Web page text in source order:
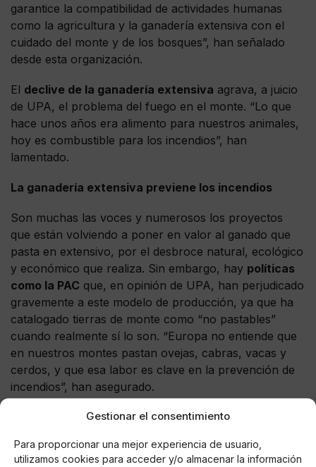
Gestionar el consentimiento
Para proporcionar una mejor experiencia de usuario,
utilizamos cookies para acceder y/o almacenar la información
garantice la compatibilidad de actividades humanas
como la agricultura y la ganadería extensiva con el
cuidado del monte y de los bosques”, han señalado
desde esta organización.
El declive de la ganadería extensiva agrava, a juicio
de UPA, el problema del fuego en el monte. “Lo que
hace unos años era alimento para nuestros animales,
hoy es combustible para los incendios”, han
lamentado.
La ganadería extensiva previene los incendios
Son muchas las voces y numerosos los proyectos
que están volviendo a poner en valor al ganado que
pasta en extensivo, por el desbroce natural, ecológico
y económico que realiza. Sin embargo, hay políticas
como la PAC que, en opinión de UPA, han perjudicado
gravemente a este modelo de producción, ya que ha
catalogado tierras de monte como “no pastables”
cuando realmente sí lo son. “Europa no entiende que
en nuestros montes pastan ovejas, cabras, vacas y
cerdos, y que esa labor es clave en la prevención de
incendios”, han asegurado.
AUTOR